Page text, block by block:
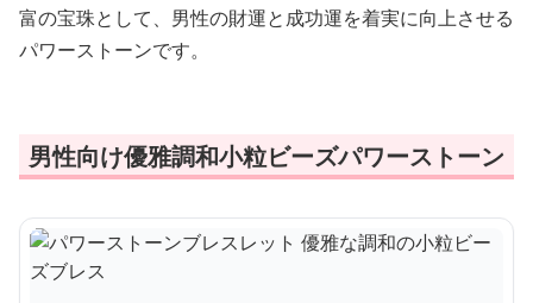
富の宝珠として、男性の財運と成功運を着実に向上させる
パワーストーンです。
男性向け優雅調和小粒ビーズパワーストーン